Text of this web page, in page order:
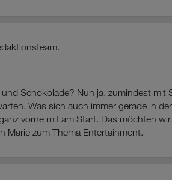
Schokolade? Nun ja, zumindest mit
Was sich auch immer gerade in
vorne mit am Start. Das möchten
Marie zum Thema Entertainment.